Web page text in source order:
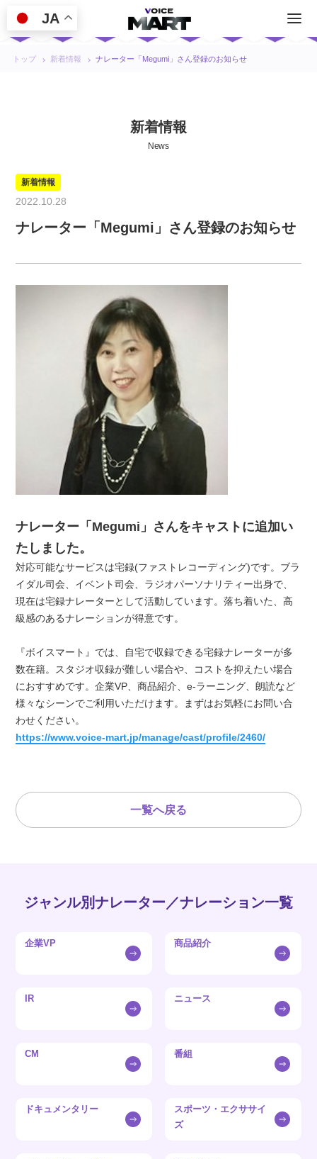
トップ 新着情報 ナレーター「Megumi」さん登録のお知らせ
新着情報
News
新着情報
2022.10.28
ナレーター「Megumi」さん登録のお知らせ
ナレーター「Megumi」さんをキャストに追加い
たしました。
対応可能なサービスは宅録(ファストレコーディング)です。ブラ
イダル司会、イベント司会、ラジオパーソナリティー出身で、
現在は宅録ナレーターとして活動しています。落ち着いた、高
級感のあるナレーションが得意です。
『ボイスマート』では、自宅で収録できる宅録ナレーターが多
数在籍。スタジオ収録が難しい場合や、コストを抑えたい場合
におすすめです。企業VP、商品紹介、e-ラーニング、朗読など
様々なシーンでご利用いただけます。まずはお気軽にお問い合
わせください。
https://www.voice-mart.jp/manage/cast/profile/2460/
一覧へ戻る
ジャンル別ナレーター／ナレーション一覧
企業VP 商品紹介
IR ニュース
CM 番組
ドキュメンタリー
スポーツ・エクササイ
ズ
JA